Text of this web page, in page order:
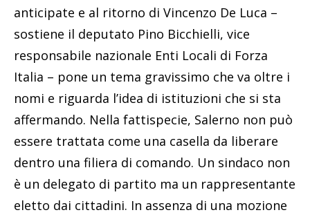
anticipate e al ritorno di Vincenzo De Luca –
sostiene il deputato Pino Bicchielli, vice
responsabile nazionale Enti Locali di Forza
Italia – pone un tema gravissimo che va oltre i
nomi e riguarda l’idea di istituzioni che si sta
affermando. Nella fattispecie, Salerno non può
essere trattata come una casella da liberare
dentro una filiera di comando. Un sindaco non
è un delegato di partito ma un rappresentante
eletto dai cittadini. In assenza di una mozione